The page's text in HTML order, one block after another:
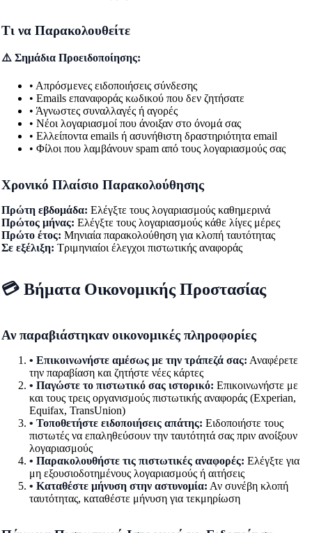
Τι να Παρακολουθείτε
⚠️ Σημάδια Προειδοποίησης:
• Απρόσμενες ειδοποιήσεις σύνδεσης
• Emails επαναφοράς κωδικού που δεν ζητήσατε
• Άγνωστες συναλλαγές ή αγορές
• Νέοι λογαριασμοί που άνοιξαν στο όνομά σας
• Ελλείποντα emails ή ασυνήθιστη δραστηριότητα email
• Φίλοι που λαμβάνουν spam από τους λογαριασμούς σας
Χρονικό Πλαίσιο Παρακολούθησης
Πρώτη εβδομάδα: Ελέγξτε τους λογαριασμούς καθημερινά
Πρώτος μήνας: Ελέγξτε τους λογαριασμούς κάθε λίγες μέρες
Πρώτο έτος: Μηνιαία παρακολούθηση για κλοπή ταυτότητας
Σε εξέλιξη: Τριμηνιαίοι έλεγχοι πιστωτικής αναφοράς
💳 Βήματα Οικονομικής Προστασίας
Αν παραβιάστηκαν οικονομικές πληροφορίες
• Επικοινωνήστε αμέσως με την τράπεζά σας: Αναφέρετε
την παραβίαση και ζητήστε νέες κάρτες
• Παγώστε το πιστωτικό σας ιστορικό: Επικοινωνήστε με
και τους τρεις οργανισμούς πιστωτικής αναφοράς (Experian,
Equifax, TransUnion)
• Τοποθετήστε ειδοποιήσεις απάτης: Ειδοποιήστε τους
πιστωτές να επαληθεύσουν την ταυτότητά σας πριν ανοίξουν
λογαριασμούς
• Παρακολουθήστε τις πιστωτικές αναφορές: Ελέγξτε για
μη εξουσιοδοτημένους λογαριασμούς ή αιτήσεις
• Καταθέστε μήνυση στην αστυνομία: Αν συνέβη κλοπή
ταυτότητας, καταθέστε μήνυση για τεκμηρίωση